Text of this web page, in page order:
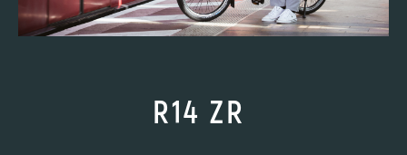
R14 ZR